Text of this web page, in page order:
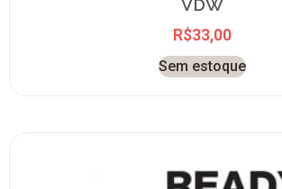
VDW
R$33,00
Sem estoque